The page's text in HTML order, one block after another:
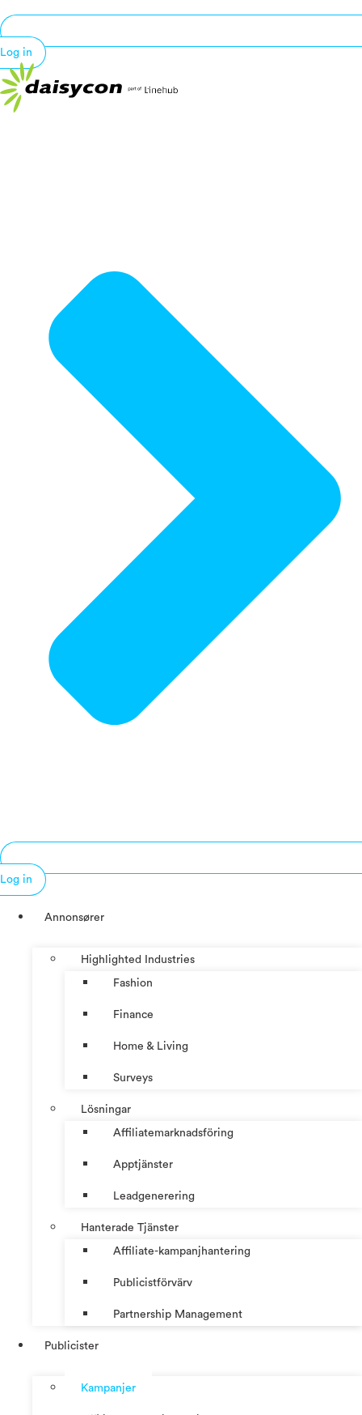
Log in
Log in
Annonsører
Highlighted Industries
Fashion
Finance
Home & Living
Surveys
Lösningar
Affiliatemarknadsföring
Apptjänster
Leadgenerering
Hanterade Tjänster
Affiliate-kampanjhantering
Publicistförvärv
Partnership Management
Publicister
Kampanjer